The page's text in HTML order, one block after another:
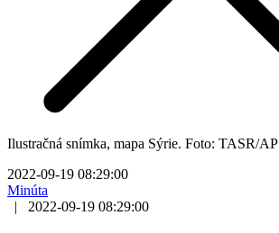
Ilustračná snímka, mapa Sýrie. Foto: TASR/AP
2022-09-19 08:29:00
Minúta
|
2022-09-19 08:29:00